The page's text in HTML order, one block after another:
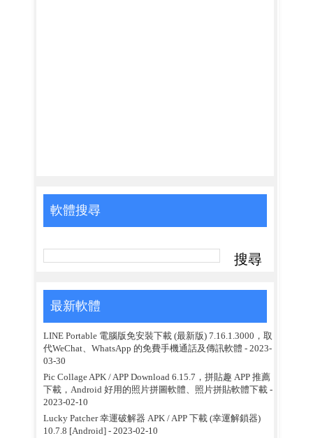
軟體搜尋
最新軟體
LINE Portable 電腦版免安裝下載 (最新版) 7.16.1.3000，取
代WeChat、WhatsApp 的免費手機通話及傳訊軟體 - 2023-
03-30
Pic Collage APK / APP Download 6.15.7，拼貼趣 APP 推薦
下載，Android 好用的照片拼圖軟體、照片拼貼軟體下載-
2023-02-10
Lucky Patcher 幸運破解器 APK / APP 下載 (幸運解鎖器)
10.7.8 [Android] - 2023-02-10